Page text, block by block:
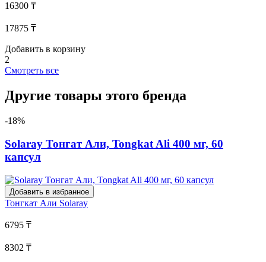
16300 ₸
17875 ₸
Добавить в корзину
2
Смотреть все
Другие товары этого бренда
-18%
Solaray Тонгат Али, Tongkat Ali 400 мг, 60
капсул
Добавить в избранное
Тонгкат Али Solaray
6795 ₸
8302 ₸